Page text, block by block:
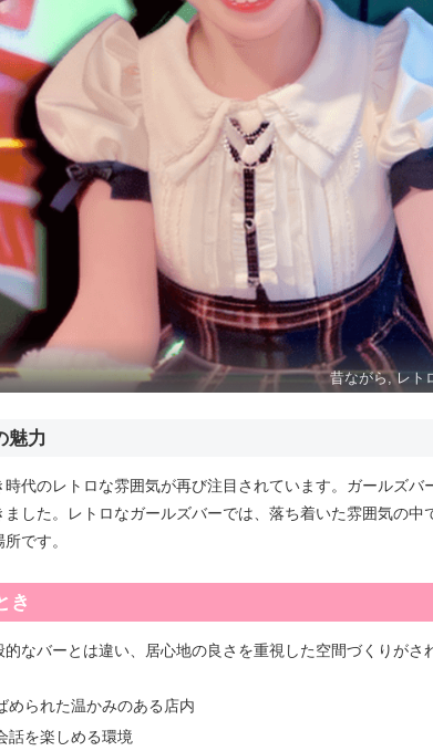
昔ながら, レト
魅力
代のレトロな雰囲気が再び注目されています。ガールズ
した。レトロなガールズバーでは、落ち着いた雰囲気の中
です。
き
なバーとは違い、居心地の良さを重視した空間づくりがさ
められた温かみのある店内
話を楽しめる環境